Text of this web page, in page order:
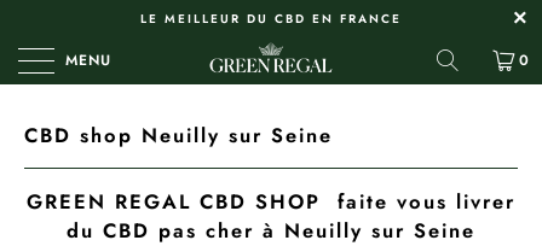
LE MEILLEUR DU CBD EN FRANCE
MENU 0
CBD shop Neuilly sur Seine
GREEN REGAL CBD SHOP faite vous livrer
du CBD pas cher à Neuilly sur Seine